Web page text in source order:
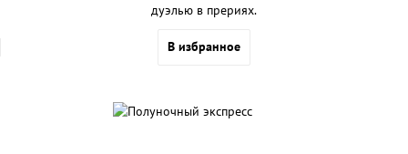
дуэлью в прериях.
В избранное